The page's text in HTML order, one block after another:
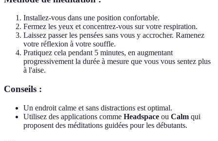
Installez-vous dans une position confortable.
Fermez les yeux et concentrez-vous sur votre respiration.
Laissez passer les pensées sans vous y accrocher. Ramenez
votre réflexion à votre souffle.
Pratiquez cela pendant 5 minutes, en augmentant
progressivement la durée à mesure que vous vous sentez plus
à l'aise.
Conseils :
Un endroit calme et sans distractions est optimal.
Utilisez des applications comme Headspace ou Calm qui
proposent des méditations guidées pour les débutants.